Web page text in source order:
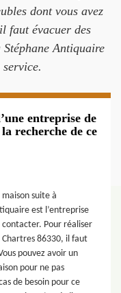
dont vous avez
faut évacuer des
Antiquaire
entreprise de
recherche de ce
suite à
est l’entreprise
contacter. Pour réaliser
Chartres 86330, il faut
pouvez avoir un
pour ne pas
de besoin pour ce